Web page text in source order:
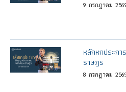
9 กรกฎาคม
หลักหกประก
ราษฎร
8 กรกฎาคม